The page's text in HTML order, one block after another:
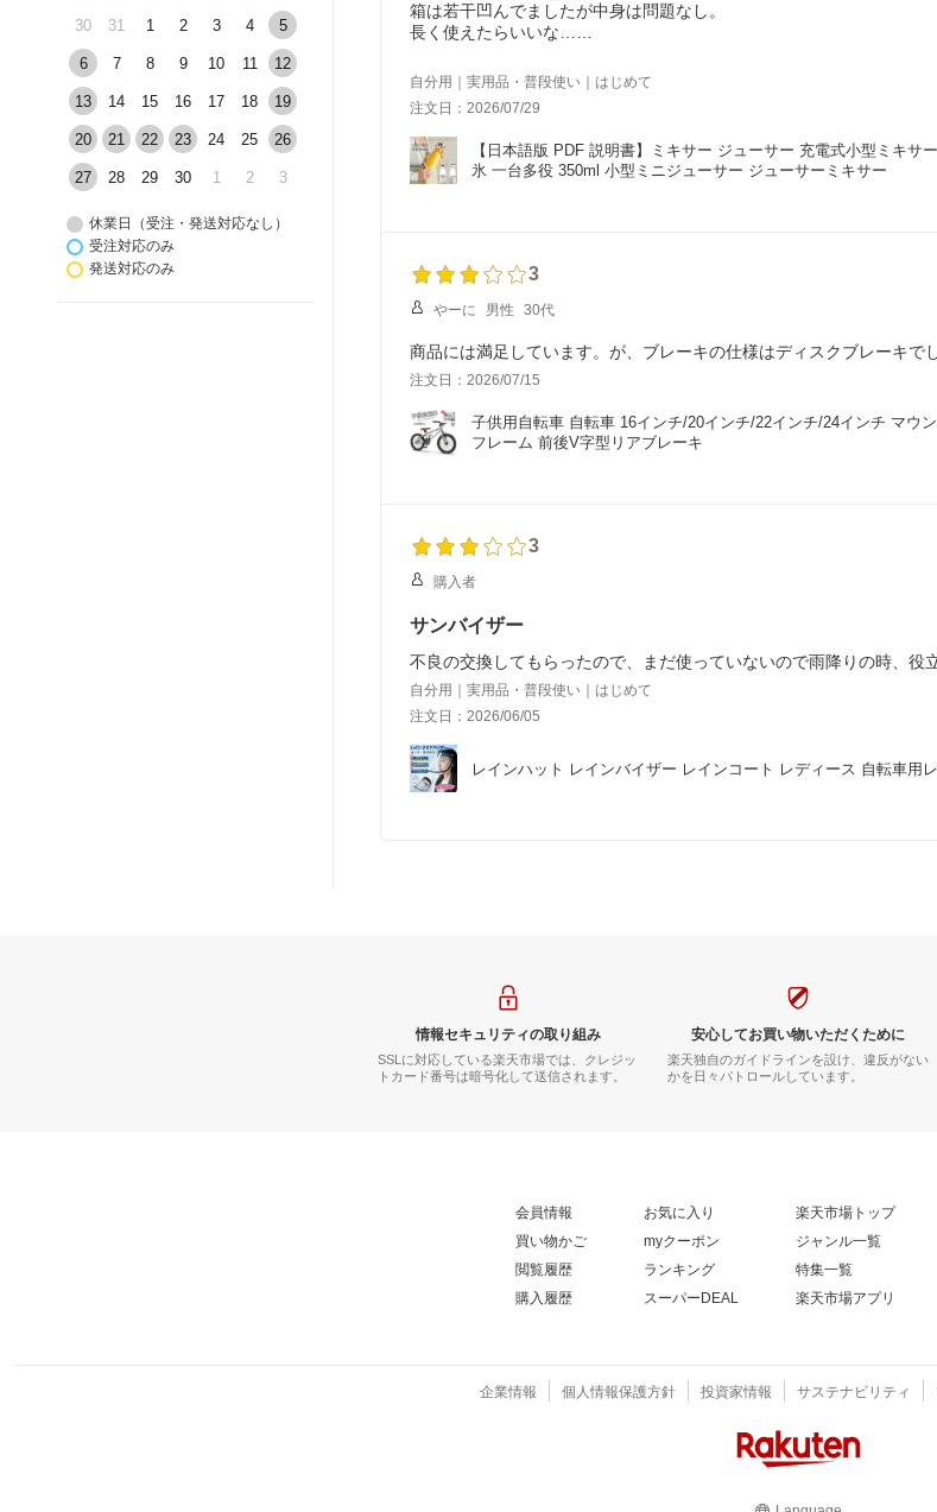
30 31 1 2 3 4 5
6 7 8 9 10 11 12
13 14 15 16 17 18 19
20 21 22 23 24 25 26
27 28 29 30 1 2 3
休業日（受注・発送対応なし）
受注対応のみ
発送対応のみ
箱は若干凹んでましたが中身は問題なし。
長く使えたらいいな…
ちなみに説明書は表が中国語？と裏は英語で書かれてました。日本
チを押してオンオフするのと、充電部分が水で濡れないように注意す
ちなみに電源は2回押すと自動で回り、止めたい時は1回押すと止まり
発送まで意外とかかって不安でしたが詳細に発送まで6～7日くらいか
あとは長く使えることを切に願います。
ちなみに空のままでは電源入れても動きません…
材料入れて電源入れたら作動するかんじです。
自分用｜実用品・普段使い｜はじめて
注文日：2026/07/29
【日本語版 PDF 説明書】ミキサー ジューサー 充電式小型ミキ
氷 一台多役 350ml 小型ミニジューサー ジューサーミキサー
3
やーに 男性 30代
注文日：2026/07/15
子供用自転車 自転車 16インチ/20インチ/22インチ/24インチ マウ
フレーム 前後V字型リアブレーキ
3
購入者
サンバイザー
不良の交換してもらったので、まだ使っていないので雨降りの時、役
自分用｜実用品・普段使い｜はじめて
注文日：2026/06/05
レインハット レインバイザー レインコート レディース 自転車
情報セキュリティの取り組み
SSLに対応している楽天市場では、クレジッ
トカード番号は暗号化して送信されます。
安心してお買い物いただくために
楽天独自のガイドラインを設け、違反がない
かを日々パトロールしています。
会員情報
買い物かご
閲覧履歴
購入履歴
お気に入り
myクーポン
ランキング
スーパーDEAL
楽天市場トップ
ジャンル一覧
特集一覧
楽天市場アプリ
企業情報 個人情報保護方針 投資家情報 サステナビリティ